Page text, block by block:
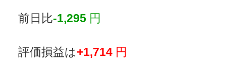
前日比-1,295 円
評価損益は+1,714 円